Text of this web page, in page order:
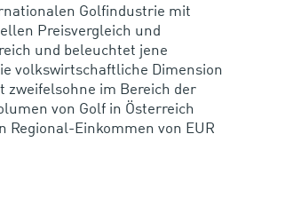
Golfindustrie mit
Preisvergleich und
und beleuchtet jene
volkswirtschaftliche Dimension
zweifelsohne im Bereich der
von Golf in Österreich
Einkommen von EUR